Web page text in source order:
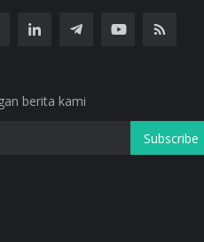
berita kami
Subscribe